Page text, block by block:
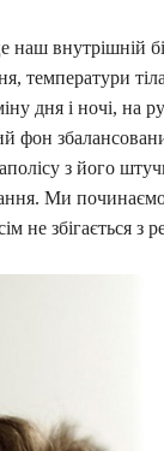
наш внутрішній
температури
дня і ночі, на
фон
з його
Ми починаємо
не збігається